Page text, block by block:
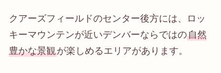
クアーズフィールドのセンター後方には、ロッ
キーマウンテンが近いデンバーならではの自然
豊かな景観が楽しめるエリアがあります。